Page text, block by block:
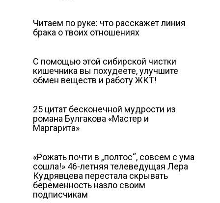
Читаем по руке: что расскажет линия
брака о твоих отношениях
С помощью этой сибирской чистки
кишечника вы похудеете, улучшите
обмен веществ и работу ЖКТ!
25 цитат бесконечной мудрости из
романа Булгакова «Мастер и
Маргарита»
«Рожать почти в „полтос“, совсем с ума
сошла!» 46-летняя телеведущая Лера
Кудрявцева перестала скрывать
беременность назло своим
подписчикам